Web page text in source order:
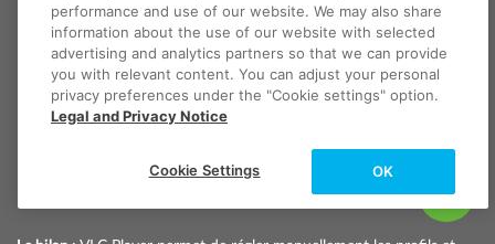
Ouvrez la boîte de dialogue de conversion via "Fichiers" >
"Convertir/enregistrer".
Cliquez sur "Ajouter" et chargez toutes les vidéos que vous
souhaitez compresser dans la liste des fichiers.
Sous "Profile", sélectionnez d'abord un format vidéo approprié,
Si nécessaire, cliquez sur "Modifier le profil sélectionné" (l'icône
de la clé à molette) pour ajuster plus précisément le format de
performance and use of our website. We may also share
information about the use of our website with selected
advertising and analytics partners so that we can provide
you with relevant content. You can adjust your personal
privacy preferences under the "Cookie settings" option.
Legal and Privacy Notice
OK
Cookie Settings